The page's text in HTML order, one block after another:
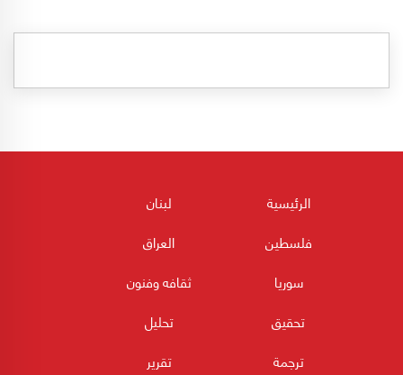
الرئيسية
لبنان
فلسطين
العراق
سوريا
ثقافه وفنون
تحقيق
تحليل
ترجمة
تقرير